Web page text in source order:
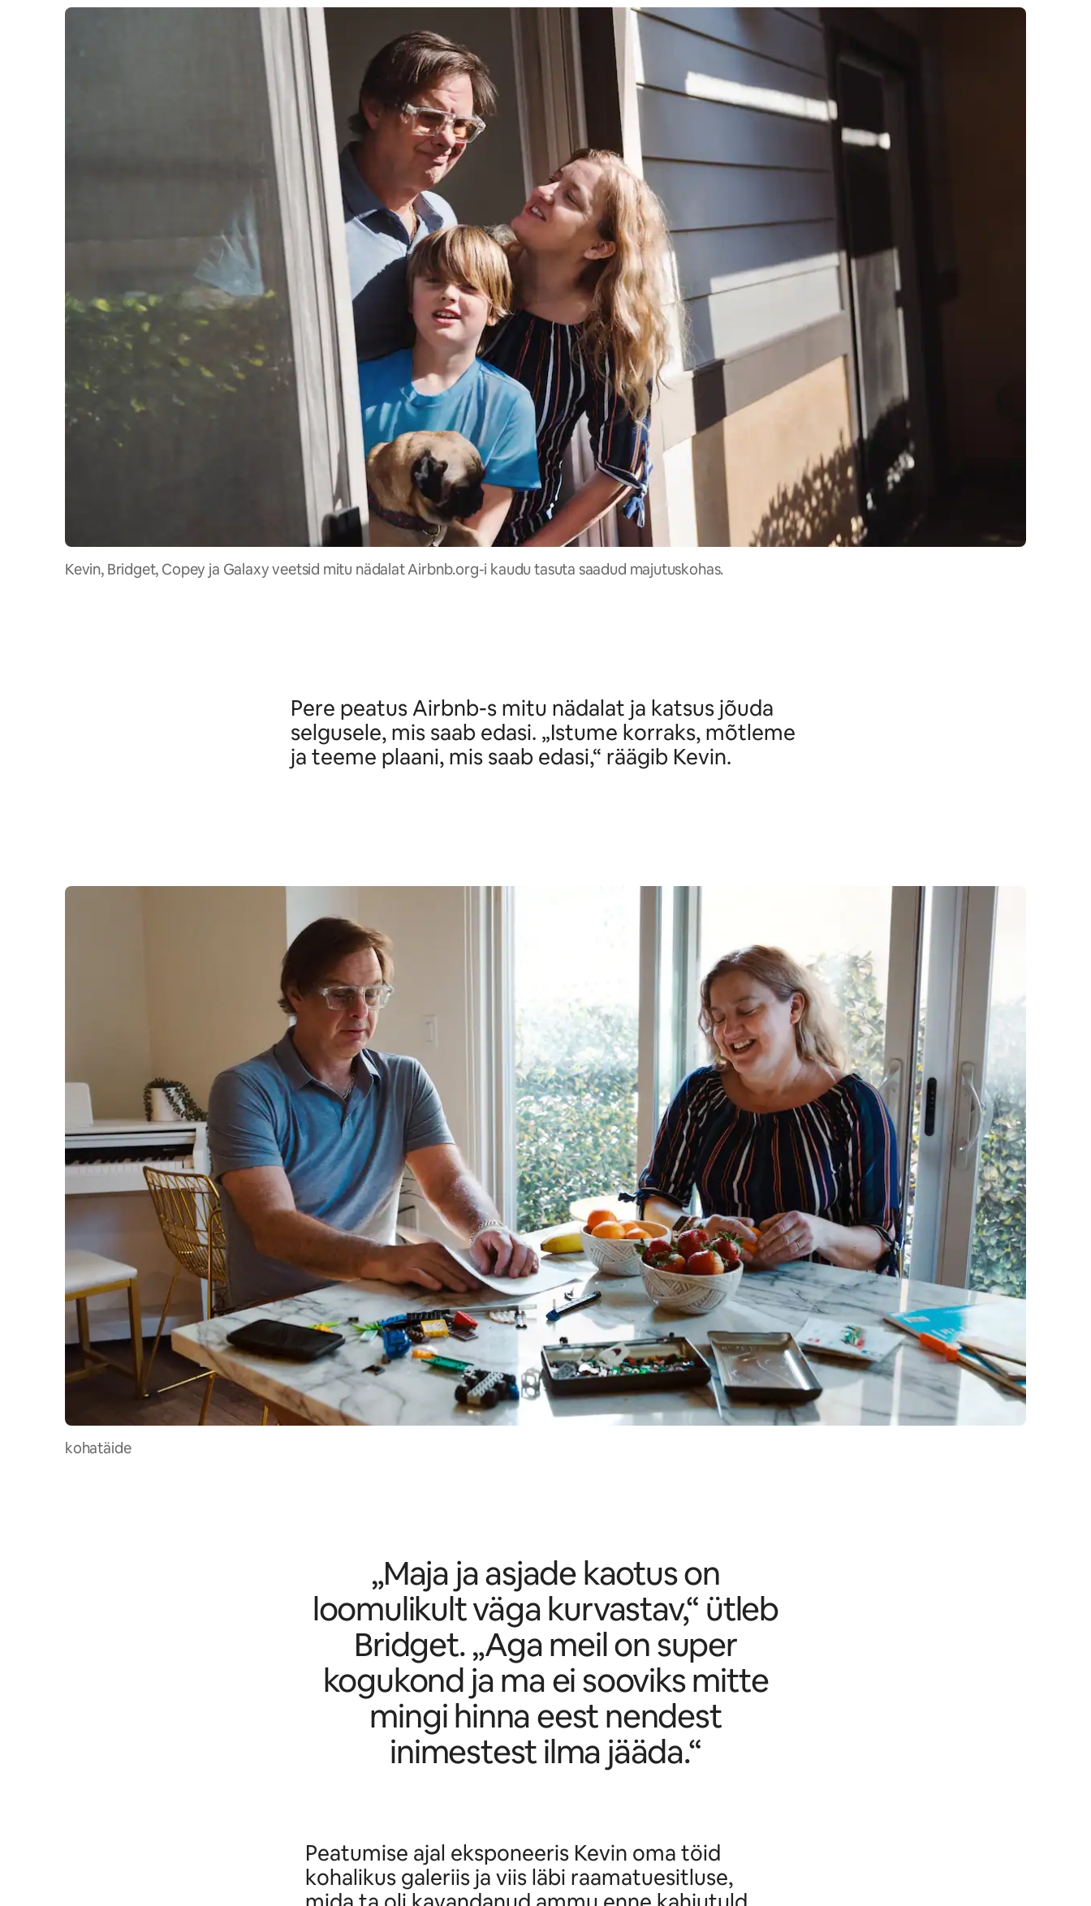
Kevin, Bridget, Copey ja Galaxy veetsid mitu nädalat Airbnb.org-i kaudu tasuta saadud majutuskohas.
Pere peatus Airbnb-s mitu nädalat ja katsus jõuda
selgusele, mis saab edasi. „Istume korraks, mõtleme
ja teeme plaani, mis saab edasi,“ räägib Kevin.
kohatäide
„Maja ja asjade kaotus on
loomulikult väga kurvastav,“ ütleb
Bridget. „Aga meil on super
kogukond ja ma ei sooviks mitte
mingi hinna eest nendest
inimestest ilma jääda.“
Peatumise ajal eksponeeris Kevin oma töid
kohalikus galeriis ja viis läbi raamatuesitluse,